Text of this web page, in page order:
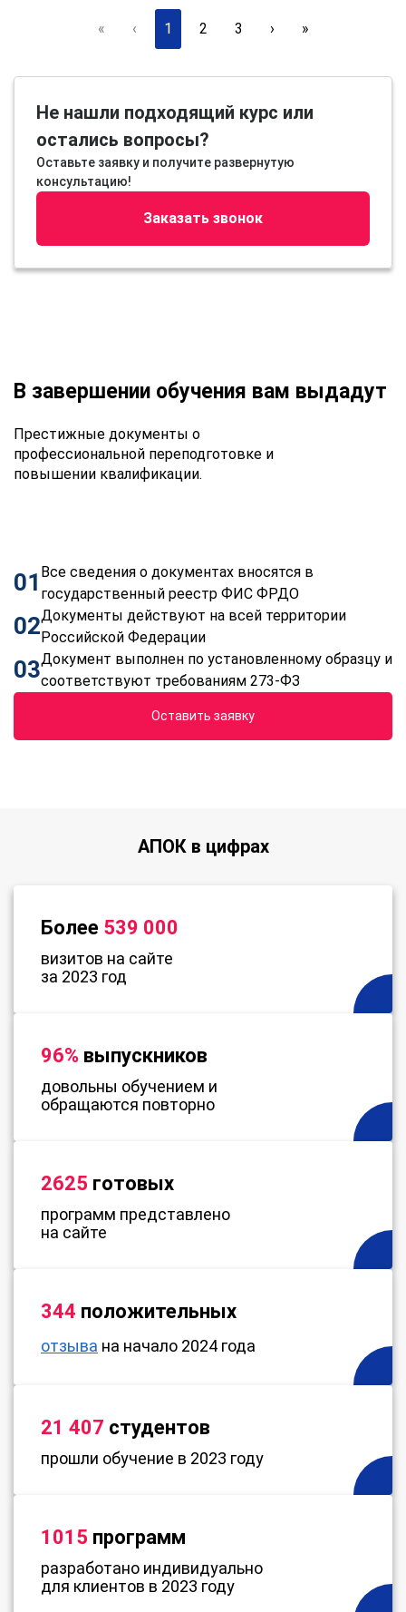
« ‹ 1 2 3 › »
Не нашли подходящий курс или
остались вопросы?
Оставьте заявку и получите развернутую
консультацию!
Заказать звонок
В завершении обучения вам выдадут
Престижные документы о
профессиональной переподготовке и
повышении квалификации.
01 Все сведения о документах вносятся в
государственный реестр ФИС ФРДО
02Документы действуют на всей территории
Российской Федерации
03Документ выполнен по установленному образцу и
соответствуют требованиям 273-ФЗ
Оставить заявку
АПОК в цифрах
Более 539 000
визитов на сайте
за 2023 год
96% выпускников
довольны обучением и
обращаются повторно
2625 готовых
программ представлено
на сайте
344 положительных
отзыва на начало 2024 года
21 407 студентов
прошли обучение в 2023 году
1015 программ
разработано индивидуально
для клиентов в 2023 году